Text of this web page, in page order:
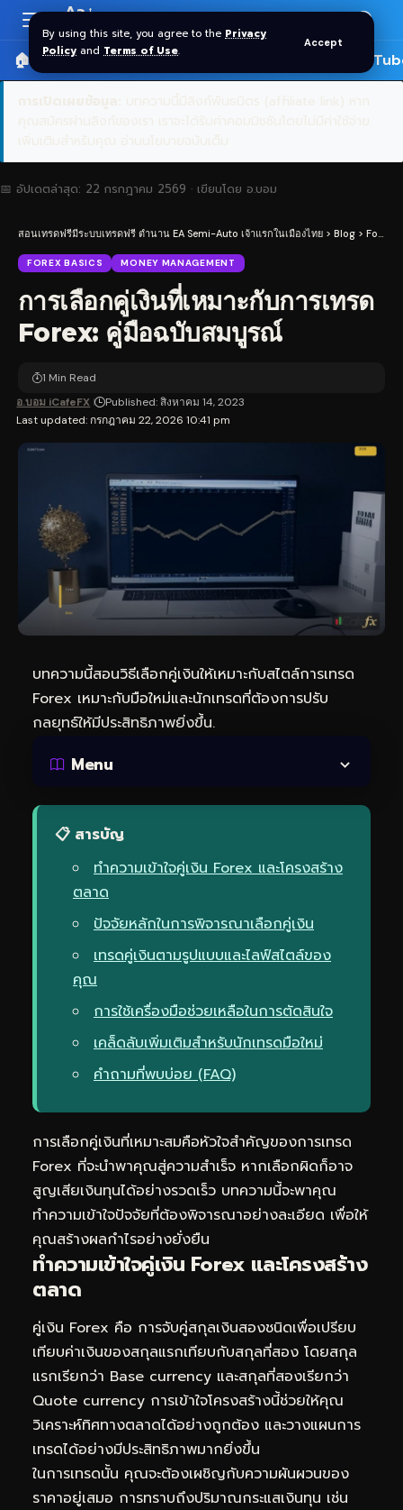
By using this site, you agree to the Privacy
Policy and Terms of Use.
Accept
Resizer
Aa
🏠 หน้าแรก ราคาทอง SPDR 🎬
📅 อัปเดตล่าสุด: 22 กรกฎาคม 2569 · เขียนโดย อ.บอม
สอนเทรดฟรีมีระบบเทรดฟรี ตำนาน EA Semi-Auto เจ้าแรกในเมืองไทย > Blog > Forex
FOREX BASICS MONEY MANAGEMENT
การเลือกคู่เงินที่เหมาะกับการเทรด
Forex: คู่มือฉบับสมบูรณ์
Last updated: กรกฎาคม 22, 2026 10:41 pm
อ.บอม iCafeFX Published: สิงหาคม 14, 2023
1 Min Read
บทความนี้สอนวิธีเลือกคู่เงินให้เหมาะกับสไตล์การเทรด
Forex เหมาะกับมือใหม่และนักเทรดที่ต้องการปรับ
กลยุทธ์ให้มีประสิทธิภาพยิ่งขึ้น.
Menu
📋 สารบัญ
ทำความเข้าใจคู่เงิน Forex และโครงสร้าง
ตลาด
ปัจจัยหลักในการพิจารณาเลือกคู่เงิน
เทรดคู่เงินตามรูปแบบและไลฟ์สไตล์ของ
คุณ
การใช้เครื่องมือช่วยเหลือในการตัดสินใจ
เคล็ดลับเพิ่มเติมสำหรับนักเทรดมือใหม่
คำถามที่พบบ่อย (FAQ)
การเลือกคู่เงินที่เหมาะสมคือหัวใจสำคัญของการเทรด
Forex ที่จะนำพาคุณสู่ความสำเร็จ หากเลือกผิดก็อาจ
สูญเสียเงินทุนได้อย่างรวดเร็ว บทความนี้จะพาคุณ
ทำความเข้าใจปัจจัยที่ต้องพิจารณาอย่างละเอียด เพื่อให้
คุณสร้างผลกำไรอย่างยั่งยืน
ทำความเข้าใจคู่เงิน Forex และโครงสร้าง
ตลาด
คู่เงิน Forex คือ การจับคู่สกุลเงินสองชนิดเพื่อเปรียบ
เทียบค่าเงินของสกุลแรกเทียบกับสกุลที่สอง โดยสกุล
แรกเรียกว่า Base currency และสกุลที่สองเรียกว่า
Quote currency การเข้าใจโครงสร้างนี้ช่วยให้คุณ
วิเคราะห์ทิศทางตลาดได้อย่างถูกต้อง และวางแผนการ
เทรดได้อย่างมีประสิทธิภาพมากยิ่งขึ้น
ในการเทรดนั้น คุณจะต้องเผชิญกับความผันผวนของ
ราคาอยู่เสมอ การทราบถึงปริมาณกระแสเงินทุน เช่น